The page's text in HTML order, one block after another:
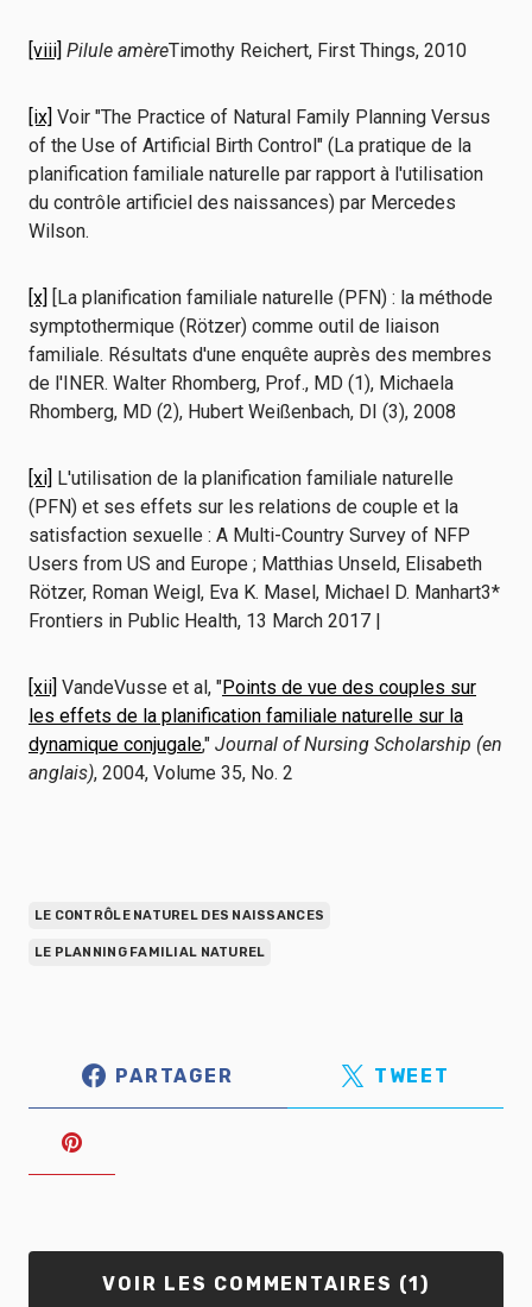
[viii] Pilule amèreTimothy Reichert, First Things, 2010
[ix] Voir "The Practice of Natural Family Planning Versus
of the Use of Artificial Birth Control" (La pratique de la
planification familiale naturelle par rapport à l'utilisation
du contrôle artificiel des naissances) par Mercedes
Wilson.
[x] [La planification familiale naturelle (PFN) : la méthode
symptothermique (Rötzer) comme outil de liaison
familiale. Résultats d'une enquête auprès des membres
de l'INER. Walter Rhomberg, Prof., MD (1), Michaela
Rhomberg, MD (2), Hubert Weißenbach, DI (3), 2008
[xi] L'utilisation de la planification familiale naturelle
(PFN) et ses effets sur les relations de couple et la
satisfaction sexuelle : A Multi-Country Survey of NFP
Users from US and Europe ; Matthias Unseld, Elisabeth
Rötzer, Roman Weigl, Eva K. Masel, Michael D. Manhart3*
Frontiers in Public Health, 13 March 2017 |
[xii] VandeVusse et al, "Points de vue des couples sur
les effets de la planification familiale naturelle sur la
dynamique conjugale," Journal of Nursing Scholarship (en
anglais), 2004, Volume 35, No. 2
LE CONTRÔLE NATUREL DES NAISSANCES
LE PLANNING FAMILIAL NATUREL
PARTAGER TWEET
VOIR LES COMMENTAIRES (1)